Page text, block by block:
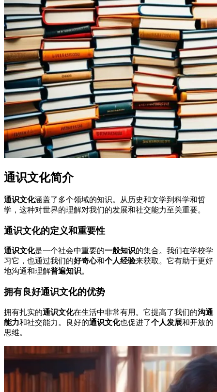
通识文化简介
通识文化涵盖了多个领域的知识。从历史和文学到科学和哲
学，这种对世界的理解对我们的发展和社交能力至关重要。
通识文化的定义和重要性
通识文化是一个社会中重要的一般知识的集合。我们在学校学
习它，也通过我们的好奇心和个人经验来获取。它有助于更好
地沟通和理解普遍知识。
拥有良好通识文化的优势
拥有扎实的通识文化在生活中非常有用。它提高了我们的沟通
能力和社交能力。良好的通识文化也促进了个人发展和开放的
思维。